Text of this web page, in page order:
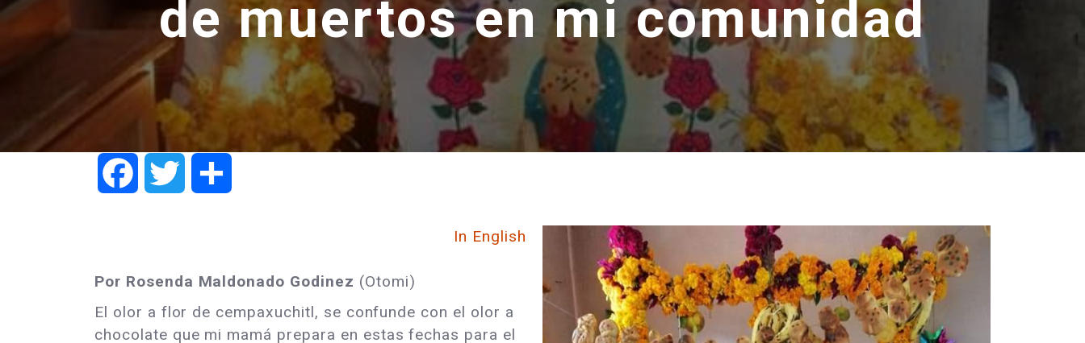
de muertos en mi comunidad
FacebookTwitter
In English
Por Rosenda Maldonado Godinez (Otomi)
El olor a flor de cempaxuchitl, se confunde con el olor a
chocolate que mi mamá prepara en estas fechas para el